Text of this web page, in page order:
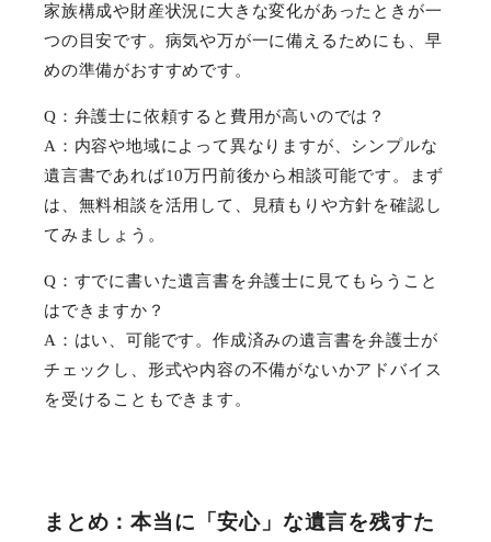
家族構成や財産状況に大きな変化があったときが一
つの目安です。病気や万が一に備えるためにも、早
めの準備がおすすめです。
Q：弁護士に依頼すると費用が高いのでは？
A：内容や地域によって異なりますが、シンプルな
遺言書であれば10万円前後から相談可能です。まず
は、無料相談を活用して、見積もりや方針を確認し
てみましょう。
Q：すでに書いた遺言書を弁護士に見てもらうこと
はできますか？
A：はい、可能です。作成済みの遺言書を弁護士が
チェックし、形式や内容の不備がないかアドバイス
を受けることもできます。
まとめ：本当に「安心」な遺言を残すた